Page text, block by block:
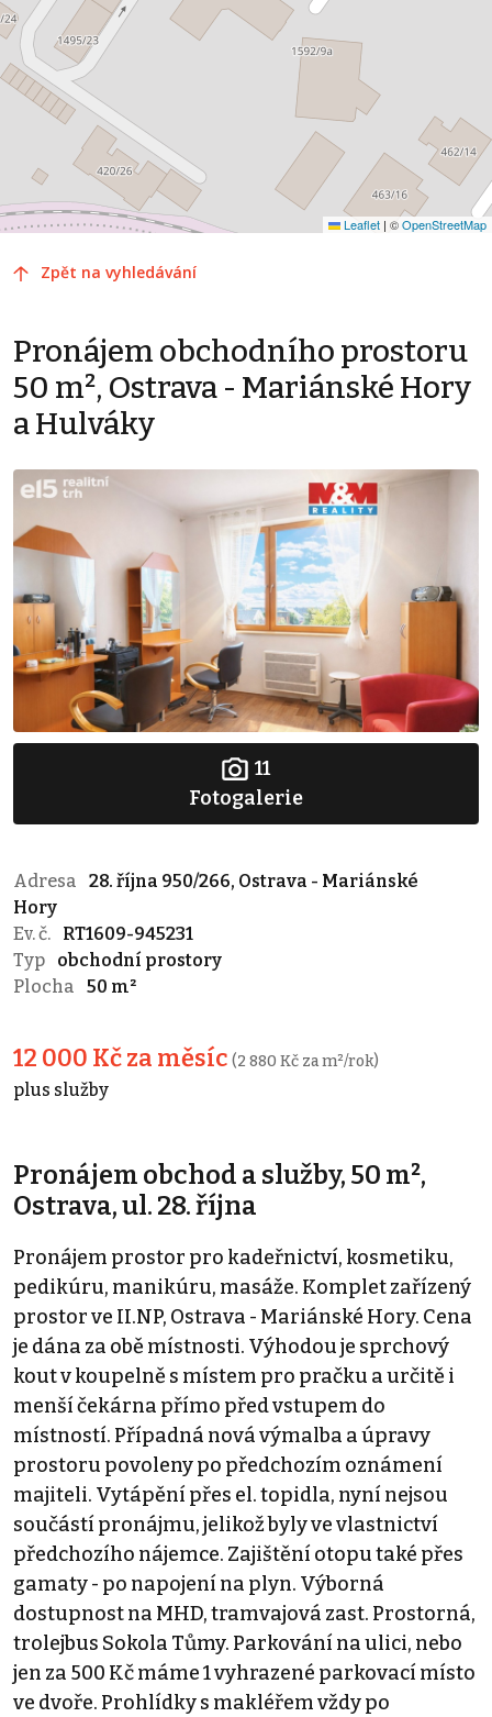
Leaflet | ©OpenStreetMap
Zpět na vyhledávání
Pronájem obchodního prostoru
50 m², Ostrava - Mariánské Hory
a Hulváky
11
Fotogalerie
Adresa
28. října 950/266, Ostrava - Mariánské
Hory
Ev. č.
RT1609-945231
Typ
obchodní prostory
Plocha
50 m²
12 000 Kč za měsíc (2 880 Kč za m²/rok)
plus služby
Pronájem obchod a služby, 50 m²,
Ostrava, ul. 28. října
Pronájem prostor pro kadeřnictví, kosmetiku,
pedikúru, manikúru, masáže. Komplet zařízený
prostor ve II.NP, Ostrava - Mariánské Hory. Cena
je dána za obě místnosti. Výhodou je sprchový
kout v koupelně s místem pro pračku a určitě i
menší čekárna přímo před vstupem do
místností. Případná nová výmalba a úpravy
prostoru povoleny po předchozím oznámení
majiteli. Vytápění přes el. topidla, nyní nejsou
součástí pronájmu, jelikož byly ve vlastnictví
předchozího nájemce. Zajištění otopu také přes
gamaty - po napojení na plyn. Výborná
dostupnost na MHD, tramvajová zast. Prostorná,
trolejbus Sokola Tůmy. Parkování na ulici, nebo
jen za 500 Kč máme 1 vyhrazené parkovací místo
ve dvoře. Prohlídky s makléřem vždy po